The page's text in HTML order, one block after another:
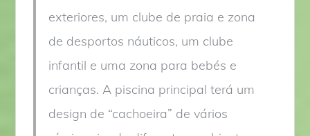
exteriores, um clube de praia e zona
de desportos náuticos, um clube
infantil e uma zona para bebés e
crianças. A piscina principal terá um
design de “cachoeira” de vários